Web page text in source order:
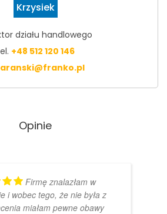
Krzysiek
działu handlowego
+48 512 120 146
Opinie
Firmę znalazłam w
i wobec tego, że nie była z
miałam pewne obawy